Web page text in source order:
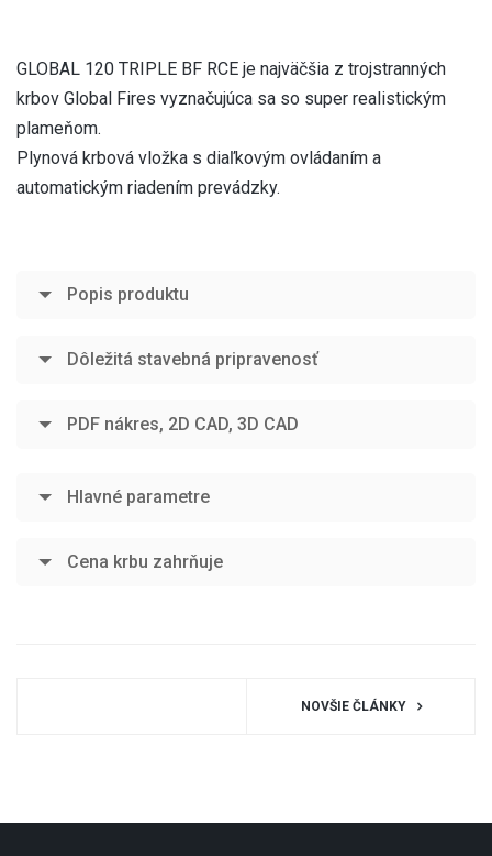
GLOBAL 120 TRIPLE BF RCE je najväčšia z trojstranných
krbov Global Fires vyznačujúca sa so super realistickým
plameňom.
Plynová krbová vložka s diaľkovým ovládaním a
automatickým riadením prevádzky.
Popis produktu
Dôležitá stavebná pripravenosť
PDF nákres, 2D CAD, 3D CAD
Hlavné parametre
Cena krbu zahrňuje
NOVŠIE ČLÁNKY